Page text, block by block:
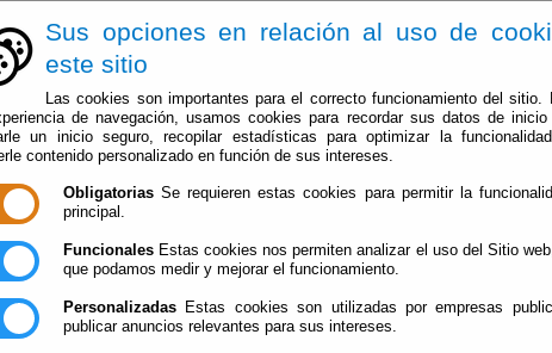
Sus opciones en relación al uso de
este sitio
Las cookies son importantes para el correcto funcionamiento del sitio.
de navegación, usamos cookies para recordar sus datos de
un inicio seguro, recopilar estadísticas para optimizar la
contenido personalizado en función de sus intereses.
Obligatorias Se requieren estas cookies para permitir la
principal.
Funcionales Estas cookies nos permiten analizar el uso del Sitio
que podamos medir y mejorar el funcionamiento.
Personalizadas Estas cookies son utilizadas por empresas
publicar anuncios relevantes para sus intereses.